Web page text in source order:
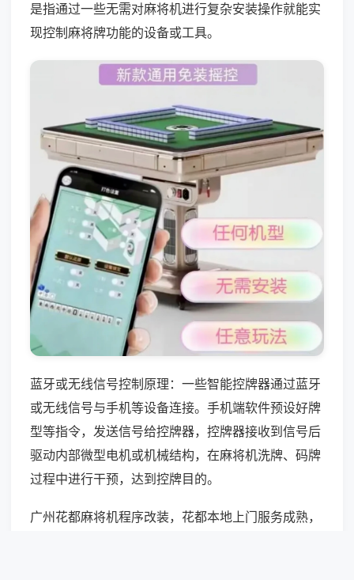
是指通过一些无需对麻将机进行复杂安装操作就能实
现控制麻将牌功能的设备或工具。
蓝牙或无线信号控制原理：一些智能控牌器通过蓝牙
或无线信号与手机等设备连接。手机端软件预设好牌
型等指令，发送信号给控牌器，控牌器接收到信号后
驱动内部微型电机或机械结构，在麻将机洗牌、码牌
过程中进行干预，达到控牌目的。
广州花都麻将机程序改装，花都本地上门服务成熟，